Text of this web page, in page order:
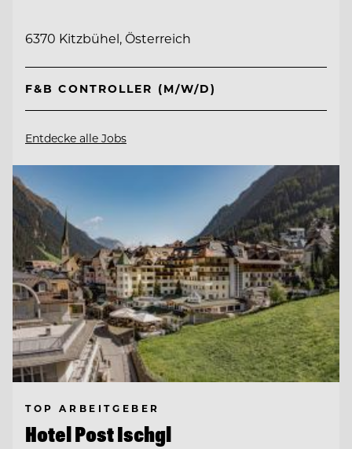
6370 Kitzbühel, Österreich
F&B CONTROLLER (M/W/D)
Entdecke alle Jobs
TOP ARBEITGEBER
Hotel Post Ischgl